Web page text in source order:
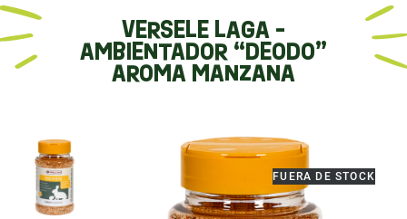
VERSELE LAGA -
AMBIENTADOR “DEODO”
AROMA MANZANA
FUERA DE STOCK